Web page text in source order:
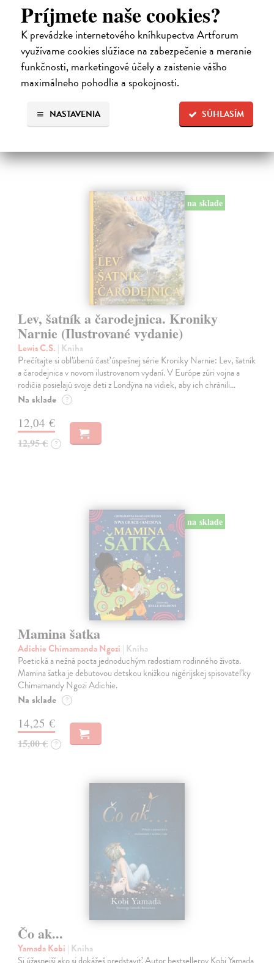
Príjmete naše cookies?
K prevádzke internetového kníhkupectva Artforum
využívame cookies slúžiace na zabezpečenie a meranie
funkčnosti, marketingové účely a zaistenie vášho
maximálneho pohodlia a spokojnosti.
SÚHLASÍM
NASTAVENIA
Alica a hmyz
Dúbravský Andrej | Kniha
Alica je zvedavá mačka, ktorá býva so zvedavým Andrejom. Obaja sú
fascinovaní ríšou hmyzu.
Na sklade ?
28,03 €
28,90 € ?
na sklade
Lev, šatník a čarodejnica. Kroniky
Narnie (Ilustrované vydanie)
Lewis C.S. | Kniha
Prečítajte si obľúbenú časť úspešnej série Kroniky Narnie: Lev, šatník
a čarodejnica v novom ilustrovanom vydaní. V Európe zúri vojna a
rodičia posielajú svoje deti z Londýna na vidiek, aby ich chránili…
Na sklade ?
12,04 €
12,95 € ?
na sklade
Mamina šatka
Adichie Chimamanda Ngozi | Kniha
Poetická a nežná pocta jednoduchým radostiam rodinného života.
Mamina šatka je debutovou detskou knižkou nigérijskej spisovateľky
Chimamandy Ngozi Adichie.
Na sklade ?
14,25 €
15,00 € ?
Čo ak...
Yamada Kobi | Kniha